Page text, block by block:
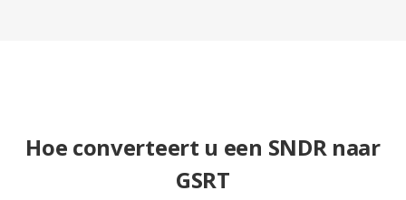
Hoe converteert u een SNDR naar
GSRT